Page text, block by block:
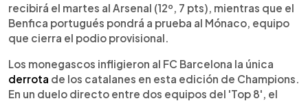
recibirá el martes al Arsenal (12º, 7 pts), mientras que el
Benfica portugués pondrá a prueba al Mónaco, equipo
que cierra el podio provisional.
Los monegascos infligieron al FC Barcelona la única
derrota de los catalanes en esta edición de Champions.
En un duelo directo entre dos equipos del 'Top 8', el